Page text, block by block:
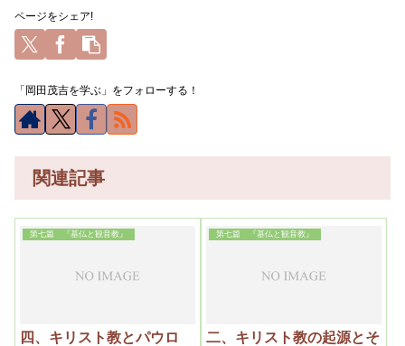
ページをシェア!
「岡田茂吉を学ぶ」をフォローする！
関連記事
第七篇 『基仏と観音教』
四、キリスト教とパウロ
第七篇 『基仏と観音教』
二、キリスト教の起源とそ